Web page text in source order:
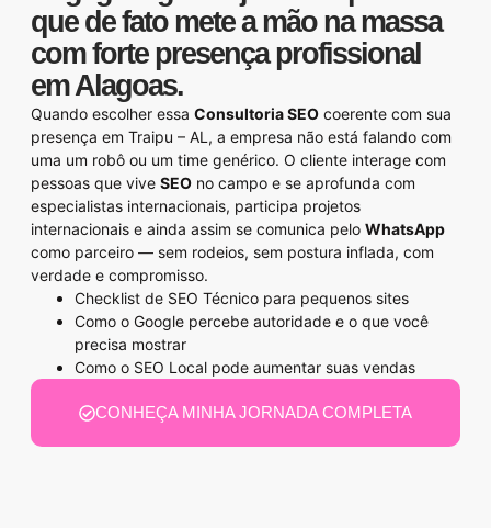
que de fato mete a mão na massa
com forte presença profissional
em Alagoas.
Quando escolher essa Consultoria SEO coerente com sua
presença em Traipu – AL, a empresa não está falando com
uma um robô ou um time genérico. O cliente interage com
pessoas que vive SEO no campo e se aprofunda com
especialistas internacionais, participa projetos
internacionais e ainda assim se comunica pelo WhatsApp
como parceiro — sem rodeios, sem postura inflada, com
verdade e compromisso.
Checklist de SEO Técnico para pequenos sites
Como o Google percebe autoridade e o que você
precisa mostrar
Como o SEO Local pode aumentar suas vendas
CONHEÇA MINHA JORNADA COMPLETA